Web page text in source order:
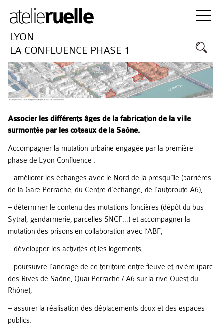
LYON
LA CONFLUENCE PHASE 1
Associer les différents âges de la fabrication de la ville
surmontée par les coteaux de la Saône.
Accompagner la mutation urbaine engagée par la première
phase de Lyon Confluence :
– améliorer les échanges avec le Nord de la presqu’île (barrières
de la Gare Perrache, du Centre d’échange, de l’autoroute A6),
– déterminer le contenu des mutations foncières (dépôt du bus
Sytral, gendarmerie, parcelles SNCF…) et accompagner la
mutation des prisons en collaboration avec l’ABF,
– développer les activités et les logements,
– poursuivre l’ancrage de ce territoire entre fleuve et rivière (parc
des Rives de Saône, Quai Perrache / A6 sur la rive Ouest du
Rhône),
– assurer la réalisation des déplacements doux et des espaces
publics.